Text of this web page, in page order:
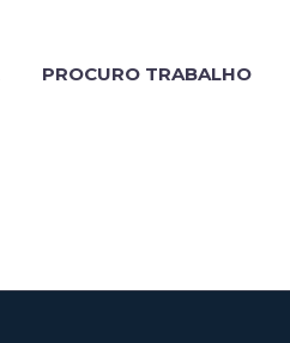
PROCURO TRABALHO